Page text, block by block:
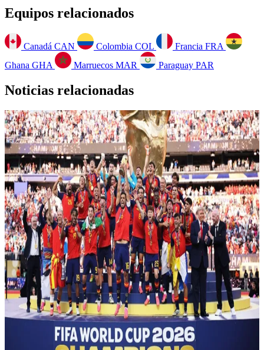
Equipos relacionados
Canadá CAN Colombia COL Francia FRA
Ghana GHA Marruecos MAR Paraguay PAR
Noticias relacionadas